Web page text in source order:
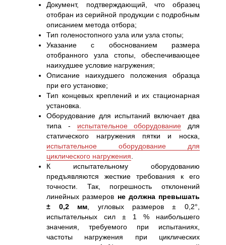
Документ, подтверждающий, что образец
отобран из серийной продукции с подробным
описанием метода отбора;
Тип голеностопного узла или узла стопы;
Указание с обоснованием размера
отобранного узла стопы, обеспечивающее
наихудшее условие нагружения;
Описание наихудшего положения образца
при его установке;
Тип концевых креплений и их стационарная
установка.
Оборудование для испытаний включает два
типа - испытательное оборудование для
статического нагружения пятки и носка,
испытательное оборудование для
циклического нагружения
К испытательному оборудованию
предъявляются жесткие требования к его
точности. Так, погрешность отклонений
линейных размеров не должна превышать
± 0,2 мм , угловых размеров ± 0,2°,
испытательных сил ± 1 % наибольшего
значения, требуемого при испытаниях,
частоты нагружения при циклических